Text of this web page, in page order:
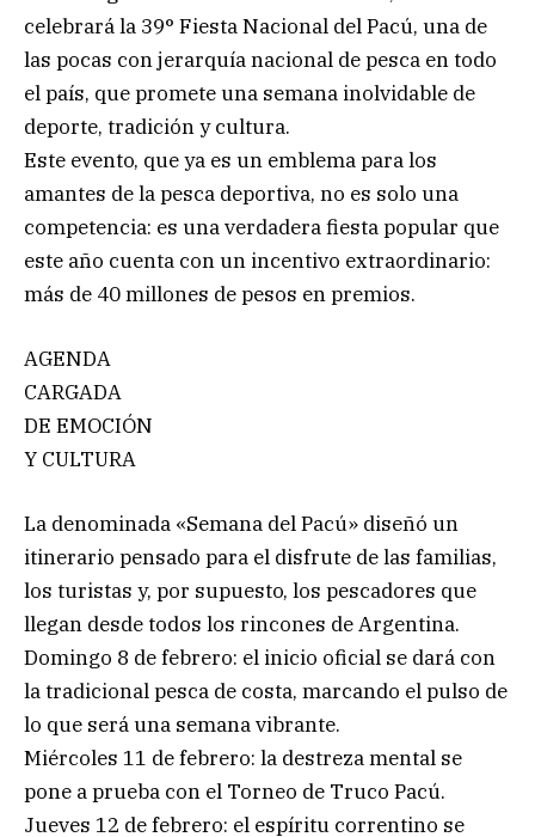
celebrará la 39° Fiesta Nacional del Pacú, una de
las pocas con jerarquía nacional de pesca en todo
el país, que promete una semana inolvidable de
deporte, tradición y cultura.
Este evento, que ya es un emblema para los
amantes de la pesca deportiva, no es solo una
competencia: es una verdadera fiesta popular que
este año cuenta con un incentivo extraordinario:
más de 40 millones de pesos en premios.
AGENDA
CARGADA
DE EMOCIÓN
Y CULTURA
La denominada «Semana del Pacú» diseñó un
itinerario pensado para el disfrute de las familias,
los turistas y, por supuesto, los pescadores que
llegan desde todos los rincones de Argentina.
Domingo 8 de febrero: el inicio oficial se dará con
la tradicional pesca de costa, marcando el pulso de
lo que será una semana vibrante.
Miércoles 11 de febrero: la destreza mental se
pone a prueba con el Torneo de Truco Pacú.
Jueves 12 de febrero: el espíritu correntino se